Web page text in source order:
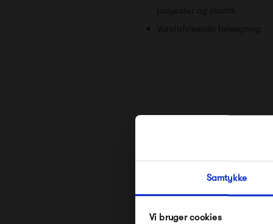
Samtykke
Vi bruger cookies
polyester og plastik
Vandafvisende belægning